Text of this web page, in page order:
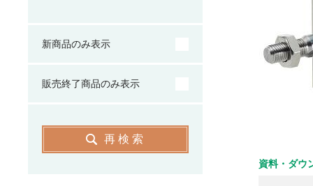
資料・ダウ
新商品のみ表示
販売終了商品のみ表示
再検索